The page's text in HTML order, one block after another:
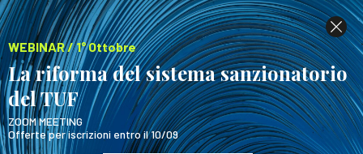
WEBINAR / 1° Ottobre
La riforma del sistema sanzionatorio
del TUF
ZOOM MEETING
Offerte per iscrizioni entro il 10/09